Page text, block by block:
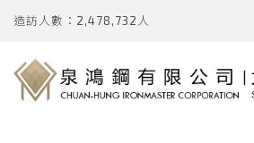
造訪人數：2,478,732人